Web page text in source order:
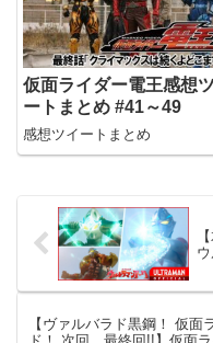
仮面ライダー電王感想
ートまとめ #41～49
感想ツイートまとめ
【ヴァルバラド黒鋼！ 仮面